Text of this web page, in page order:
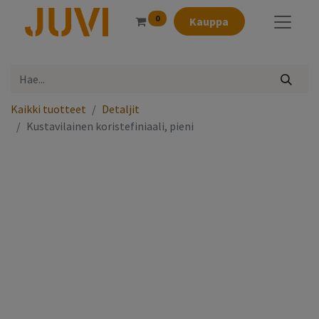
0 Kauppa
Kaikki tuotteet
Detaljit
Kustavilainen koristefiniaali, pieni